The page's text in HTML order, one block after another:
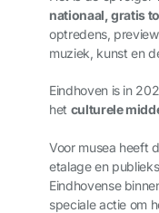
nationaal, gratis
optredens,
muziek, kunst en
Eindhoven is in
het culturele
Voor musea heeft
etalage en
Eindhovense
speciale actie om